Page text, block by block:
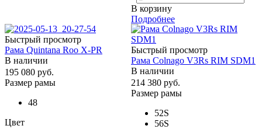
В корзину
Подробнее
Быстрый просмотр
Рама Quintana Roo X-PR
В наличии
195 080 руб.
Размер рамы
48
Цвет
Быстрый просмотр
Рама Colnago V3Rs RIM SDM1
В наличии
214 380 руб.
Размер рамы
52S
56S